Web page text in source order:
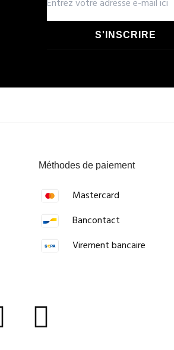
S'INSCRIRE
Méthodes de paiement
Mastercard
Bancontact
Virement bancaire